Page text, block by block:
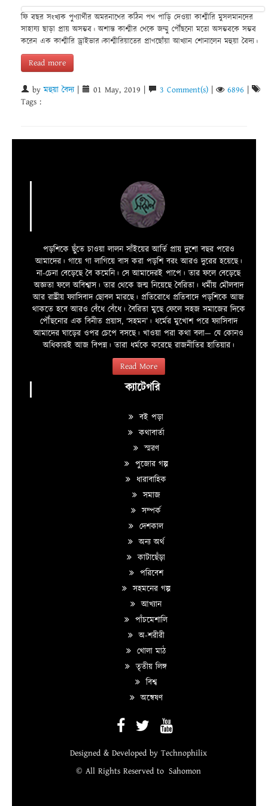
ফি বছর সংখ্যক পুণ্যার্থীর অমরনাথের কঠিন পথ পাড়ি দেওয়া কাশ্মীরি মুসলমানদের
সাহায্য ছাড়া প্রায় অসম্ভব। অশান্ত কাশ্মীর থেকে জম্মু পৌঁছনো মতো অসম্ভবকে সম্ভব
করেন এক কাশ্মীরি ড্রাইভার।কাশ্মীরিয়াতের প্রাণছোঁয়া আখ্যান শোনালেন মহুয়া বৈদ্য।
Read more
byমহুয়া বৈদ্য| 01 May, 2019 | 3 Comment(s) 6896
Tags :
পড়শিকে ছুঁতে চাওয়া লালন সাঁইয়ের আর্তি প্রায় দুশো বছর পরেও
আমাদের। গায়ে গা লাগিয়ে বাস করা পড়শি বরং আরও দুরের হয়েছে।
না-চেনা বেড়েছে বৈ কমেনি। সে আমাদেরই পাপে। তার ফলে বেড়েছে
অজ্ঞতা ফলে অবিশ্বাস। তার থেকে জন্ম নিয়েছে বৈরিতা। ধর্মীয় মৌলবাদ
আর রাষ্ট্রীয় ফ্যাসিবাদ ছোবল মারছে। প্রতিরোধে প্রতিবাদে পড়শিকে আজ
থাকতে হবে আরও বেঁধে বেঁধে। বৈরিতা মুছে ফেলে সহজ সমাজের দিকে
পৌঁছনোর এক বিনীত প্রয়াস, ‘সহমন’। ধর্মের মুখোশ পরে ফ্যাসিবাদ
আমাদের ঘাড়ের ওপর চেপে বসছে। খাওয়া পরা কথা বলা—­­ যে কোনও
অধিকারই আজ বিপন্ন। তারা ধর্মকে করেছে রাজনীতির হাতিয়ার।
Read More
ক্যাটেগরি
বই পড়া
কথাবার্তা
স্মরণ
পুজোর গল্প
ধারাবাহিক
সমাজ
সম্পর্ক
দেশকাল
অন্য অর্থ
কাটাছেঁড়া
পরিবেশ
সহমনের গল্প
আখ্যান
পাঁচমেশালি
অ-শরীরী
খোলা মাঠ
তৃতীয় লিঙ্গ
বিশ্ব
অন্বেষণ
Designed & Developed by Technophilix
© All Rights Reserved to Sahomon